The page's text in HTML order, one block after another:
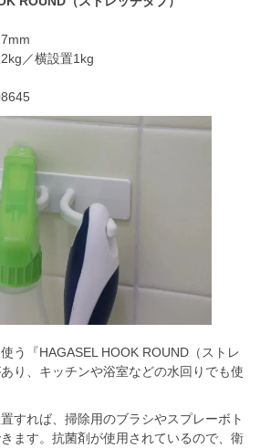
／横設置1kg
う『HAGASEL HOOK ROUND（ストレ
り、キッチンや浴室などの水回りでも使
すれば、掃除用のブラシやスプレーボト
ます。抗菌剤が使用されているので、衛